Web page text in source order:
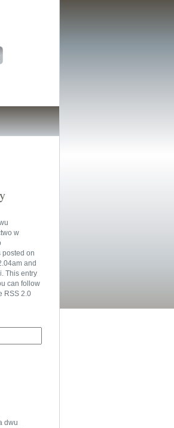
w
posted on
and
. This entry
can follow
RSS 2.0
dwu